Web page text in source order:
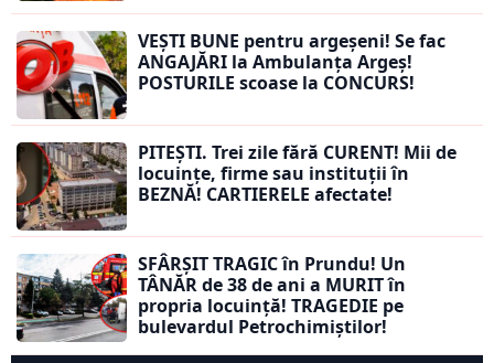
VEȘTI BUNE pentru argeșeni! Se fac
ANGAJĂRI la Ambulanța Argeș!
POSTURILE scoase la CONCURS!
PITEȘTI. Trei zile fără CURENT! Mii de
locuințe, firme sau instituții în
BEZNĂ! CARTIERELE afectate!
SFÂRȘIT TRAGIC în Prundu! Un
TÂNĂR de 38 de ani a MURIT în
propria locuință! TRAGEDIE pe
bulevardul Petrochimiștilor!